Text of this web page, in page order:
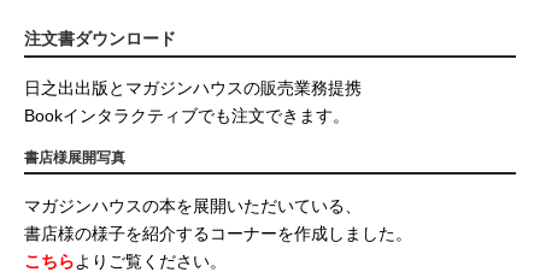
注文書ダウンロード
日之出出版とマガジンハウスの販売業務提携
Bookインタラクティブでも注文できます。
書店様展開写真
マガジンハウスの本を展開いただいている、
書店様の様子を紹介するコーナーを作成しました。
こちらよりご覧ください。